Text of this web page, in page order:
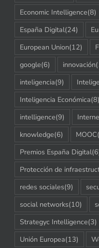
Economic Intelligence(8)
España Digital(24)
European Union(12)
google(6) innovación
inteligencia(9)
Inteligencia Económica(8)
intelligence(9)
knowledge(6) MOOC
Premios España Digital
Protección de
redes sociales(9)
social networks(10)
Strategyc Intelligence(3)
Unión Europea(13)